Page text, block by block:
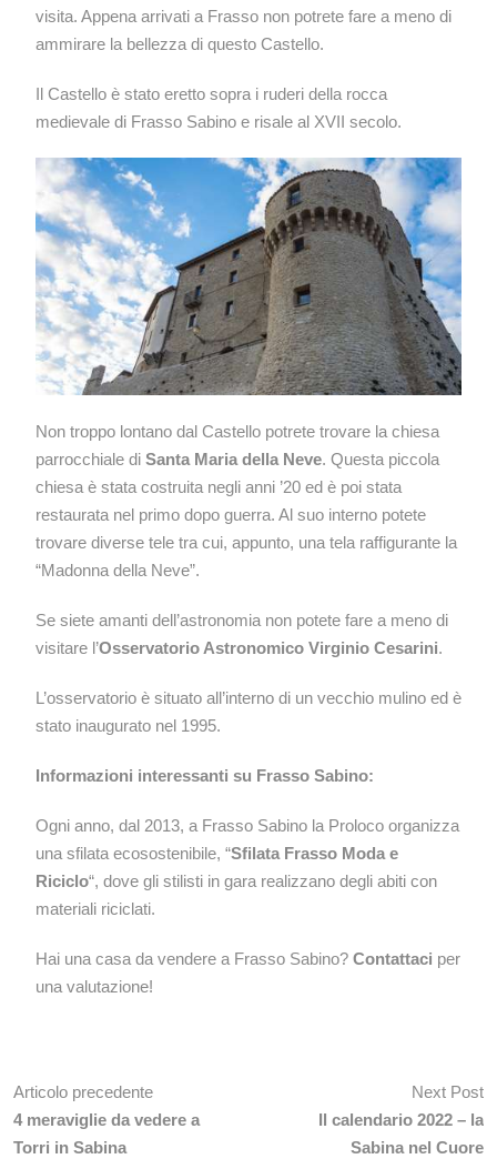
visita. Appena arrivati a Frasso non potrete fare a meno di
ammirare la bellezza di questo Castello.
Il Castello è stato eretto sopra i ruderi della rocca
medievale di Frasso Sabino e risale al XVII secolo.
Non troppo lontano dal Castello potrete trovare la chiesa
parrocchiale di Santa Maria della Neve. Questa piccola
chiesa è stata costruita negli anni ’20 ed è poi stata
restaurata nel primo dopo guerra. Al suo interno potete
trovare diverse tele tra cui, appunto, una tela raffigurante la
“Madonna della Neve”.
Se siete amanti dell’astronomia non potete fare a meno di
visitare l’Osservatorio Astronomico Virginio Cesarini.
L’osservatorio è situato all’interno di un vecchio mulino ed è
stato inaugurato nel 1995.
Informazioni interessanti su Frasso Sabino:
Ogni anno, dal 2013, a Frasso Sabino la Proloco organizza
una sfilata ecosostenibile, “Sfilata Frasso Moda e
Riciclo“, dove gli stilisti in gara realizzano degli abiti con
materiali riciclati.
Hai una casa da vendere a Frasso Sabino? Contattaci per
una valutazione!
Articolo precedente
4 meraviglie da vedere a
Torri in Sabina
Next Post
Il calendario 2022 – la
Sabina nel Cuore